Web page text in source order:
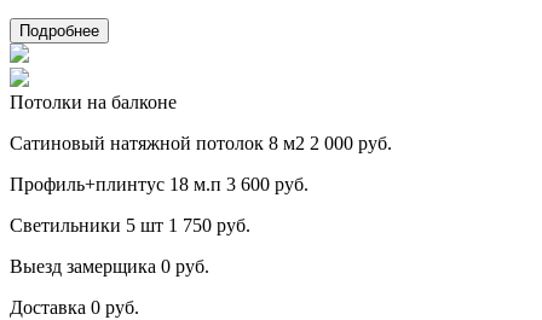
Подробнее
Потолки на балконе
Сатиновый натяжной потолок 8 м2 2 000 руб.
Профиль+плинтус 18 м.п 3 600 руб.
Светильники 5 шт 1 750 руб.
Выезд замерщика 0 руб.
Доставка 0 руб.